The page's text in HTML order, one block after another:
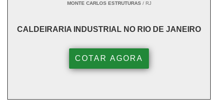
MONTE CARLOS ESTRUTURAS/ RJ
CALDEIRARIA INDUSTRIAL NO RIO DE JANEIRO
COTAR AGORA